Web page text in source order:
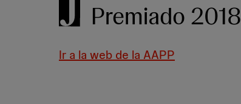
Premiado 2018
Ir a la web de la AAPP